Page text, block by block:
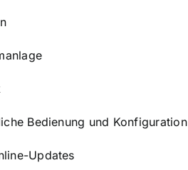
Bedienung und Konfiguration
Updates